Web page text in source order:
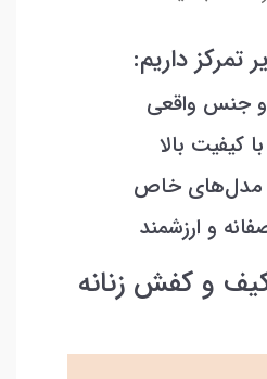
تمرکز داریم:
جنس واقعی
کیفیت بالا
مدل‌های خاص
و ارزشمند
و کفش زنانه